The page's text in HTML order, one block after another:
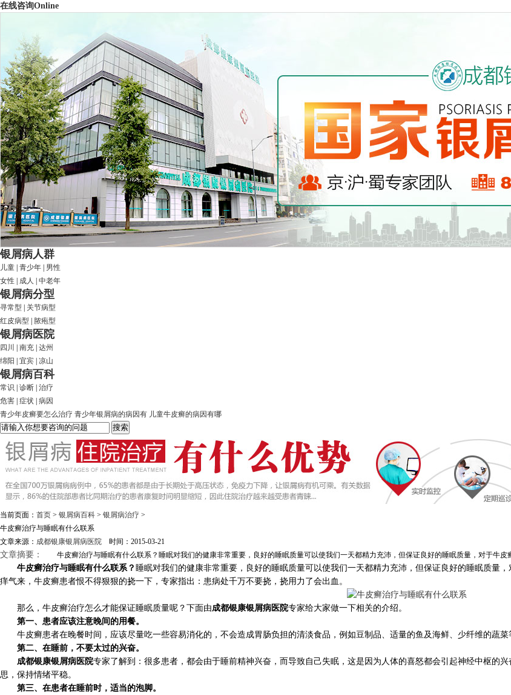
在线咨询Online
银屑病人群
儿童 青少年
男性
女性
成人 中老年
银屑病分型
寻常型
关节病型
红皮病型
脓疱型
银屑病医院
四川 南充 达州
绵阳
宜宾 凉山
银屑病百科
常识 诊断 治疗
危害 症状 病因
青少年皮癣要怎么治疗 青少年银屑病的病因有 儿童牛皮癣的病因有哪
当前页面： 首页 > 银屑病百科 > 银屑病治疗 >
牛皮癣治疗与睡眠有什么联系
文章来源： 成都银康银屑病医院 时间：2015-03-21
文章摘要： 牛皮癣治疗与睡眠有什么联系？睡眠对我们的健康非常重要，良好的睡眠质量可以使我们一天都精力充沛，但保证良好的睡眠质量，对于牛皮
牛皮癣治疗与睡眠有什么联系？ 睡眠对我们的健康非常重要，良好的睡眠质量可以使我们一天都精力充沛，但保证良好的睡眠质量
痒气来，牛皮癣患者恨不得狠狠的挠一下，专家指出：患病处千万不要挠，挠用力了会出血。
那么，牛皮癣治疗怎么才能保证睡眠质量呢？下面由成都银康银屑病医院专家给大家做一下相关的介绍。
第一、患者应该注意晚间的用餐。
牛皮癣患者在晚餐时间，应该尽量吃一些容易消化的，不会造成胃肠负担的清淡食品，例如豆制品、适量的鱼及海鲜、少纤维的蔬菜
第二、在睡前，不要太过的兴奋。
成都银康银屑病医院专家了解到：很多患者，都会由于睡前精神兴奋，而导致自己失眠，这是因为人体的喜怒都会引起神经中枢的
思，保持情绪平稳。
第三、在患者在睡前时，适当的泡脚。